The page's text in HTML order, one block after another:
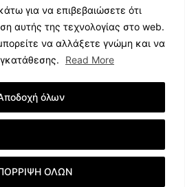
για να επιβεβαιώσετε ότι
αυτής της τεχνολογίας στο web.
να αλλάξετε γνώμη και να
Read More
ΟΛΩΝ
όλων
Reserved